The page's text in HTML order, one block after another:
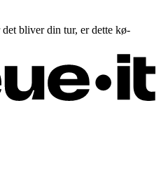
bliver din tur, er dette kø-